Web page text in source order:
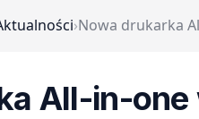
›Nowa drukarka
All-in-